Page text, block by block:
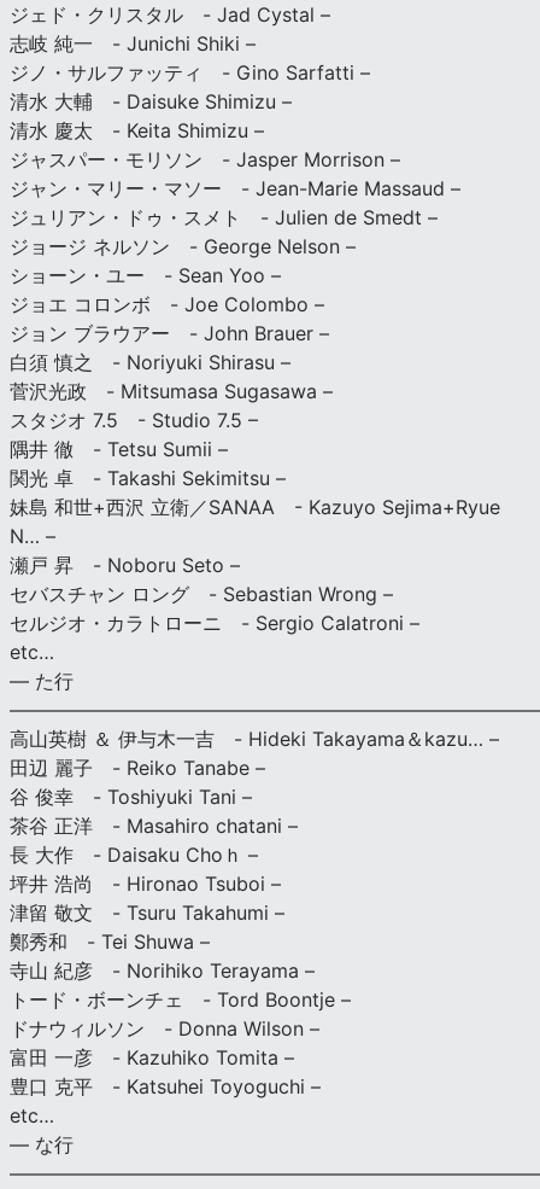
ジェド・クリスタル - Jad Cystal –
志岐 純一 - Junichi Shiki –
ジノ・サルファッティ - Gino Sarfatti –
清水 大輔 - Daisuke Shimizu –
清水 慶太 - Keita Shimizu –
ジャスパー・モリソン - Jasper Morrison –
ジャン・マリー・マソー - Jean-Marie Massaud –
ジュリアン・ドゥ・スメト - Julien de Smedt –
ジョージ ネルソン - George Nelson –
ショーン・ユー - Sean Yoo –
ジョエ コロンボ - Joe Colombo –
ジョン ブラウアー - John Brauer –
白須 慎之 - Noriyuki Shirasu –
菅沢光政 - Mitsumasa Sugasawa –
スタジオ 7.5 - Studio 7.5 –
隅井 徹 - Tetsu Sumii –
関光 卓 - Takashi Sekimitsu –
妹島 和世+西沢 立衛／SANAA - Kazuyo Sejima+Ryue
N… –
瀬戸 昇 - Noboru Seto –
セバスチャン ロング - Sebastian Wrong –
セルジオ・カラトローニ - Sergio Calatroni –
etc…
— た行
高山英樹 ＆ 伊与木一吉 - Hideki Takayama＆kazu… –
田辺 麗子 - Reiko Tanabe –
谷 俊幸 - Toshiyuki Tani –
茶谷 正洋 - Masahiro chatani –
長 大作 - Daisaku Choｈ –
坪井 浩尚 - Hironao Tsuboi –
津留 敬文 - Tsuru Takahumi –
鄭秀和 - Tei Shuwa –
寺山 紀彦 - Norihiko Terayama –
トード・ボーンチェ - Tord Boontje –
ドナウィルソン - Donna Wilson –
富田 一彦 - Kazuhiko Tomita –
豊口 克平 - Katsuhei Toyoguchi –
etc…
— な行